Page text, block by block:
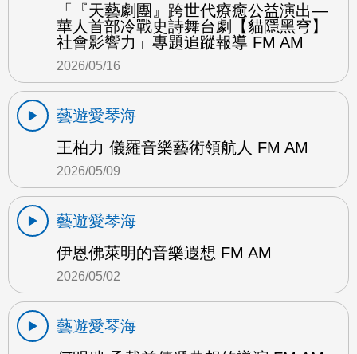
「『天藝劇團』跨世代療癒公益演出—
華人首部冷戰史詩舞台劇【貓隱黑穹】
社會影響力」專題追蹤報導 FM AM
2026/05/16
藝遊愛琴海
王柏力 儀羅音樂藝術領航人 FM AM
2026/05/09
藝遊愛琴海
伊恩佛萊明的音樂遐想 FM AM
2026/05/02
藝遊愛琴海